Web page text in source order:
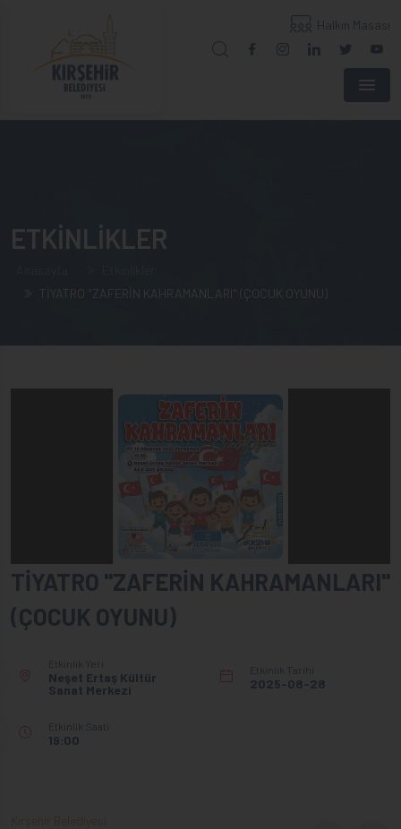
Halkın Masası
Menu
ETKİNLİKLER
TİYATRO "ZAFERİN KAHRAMANLARI" (ÇOCUK OYUNU)
TİYATRO "ZAFERİN KAHRAMANLARI"
(ÇOCUK OYUNU)
Etkinlik Yeri
Neşet Ertaş Kültür
Sanat Merkezi
Etkinlik Tarihi
2025-08-28
Etkinlik Saati
19:00